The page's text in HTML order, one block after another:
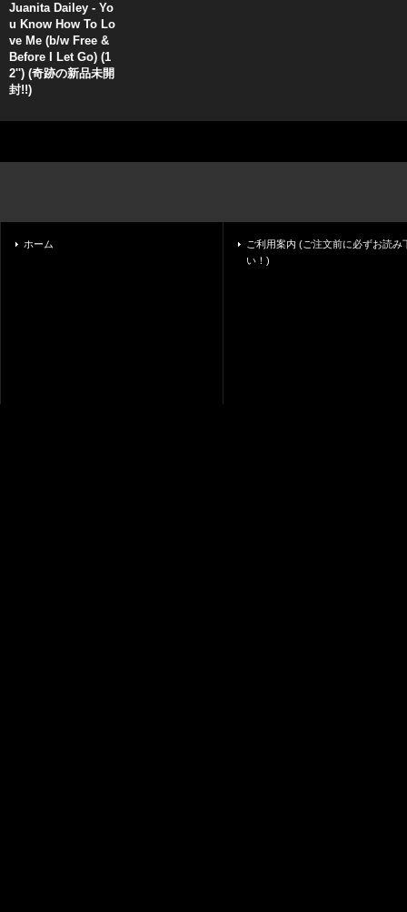
Juanita Dailey - Yo
u Know How To Lo
ve Me (b/w Free &
Before I Let Go) (1
2'') (奇跡の新品未開
封!!)
ホーム
ご利用案内 (ご注文前に必ずお読み
い！)